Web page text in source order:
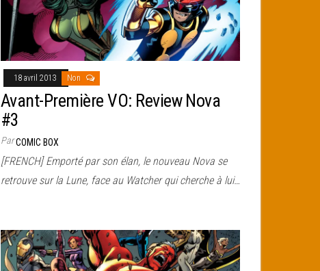
18 avril 2013 Non
Avant-Première VO: Review Nova
#3
ParCOMIC BOX
[FRENCH] Emporté par son élan, le nouveau Nova se
retrouve sur la Lune, face au Watcher qui cherche à lui…